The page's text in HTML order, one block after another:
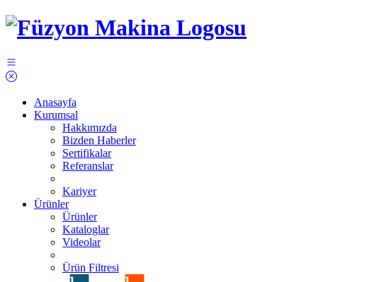
Anasayfa
Kurumsal
Hakkımızda
Bizden Haberler
Sertifikalar
Referanslar
Kariyer
Ürünler
Ürünler
Kataloglar
Videolar
Ürün Filtresi